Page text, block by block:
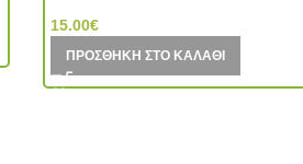
15.00€
ΠΡΟΣΘΉΚΗ ΣΤΟ ΚΑΛΆΘΙ